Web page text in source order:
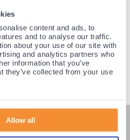
content and ads, to
and to analyse our traffic.
about your use of our site with
and analytics partners who
information that you’ve
they’ve collected from your use
Allow all